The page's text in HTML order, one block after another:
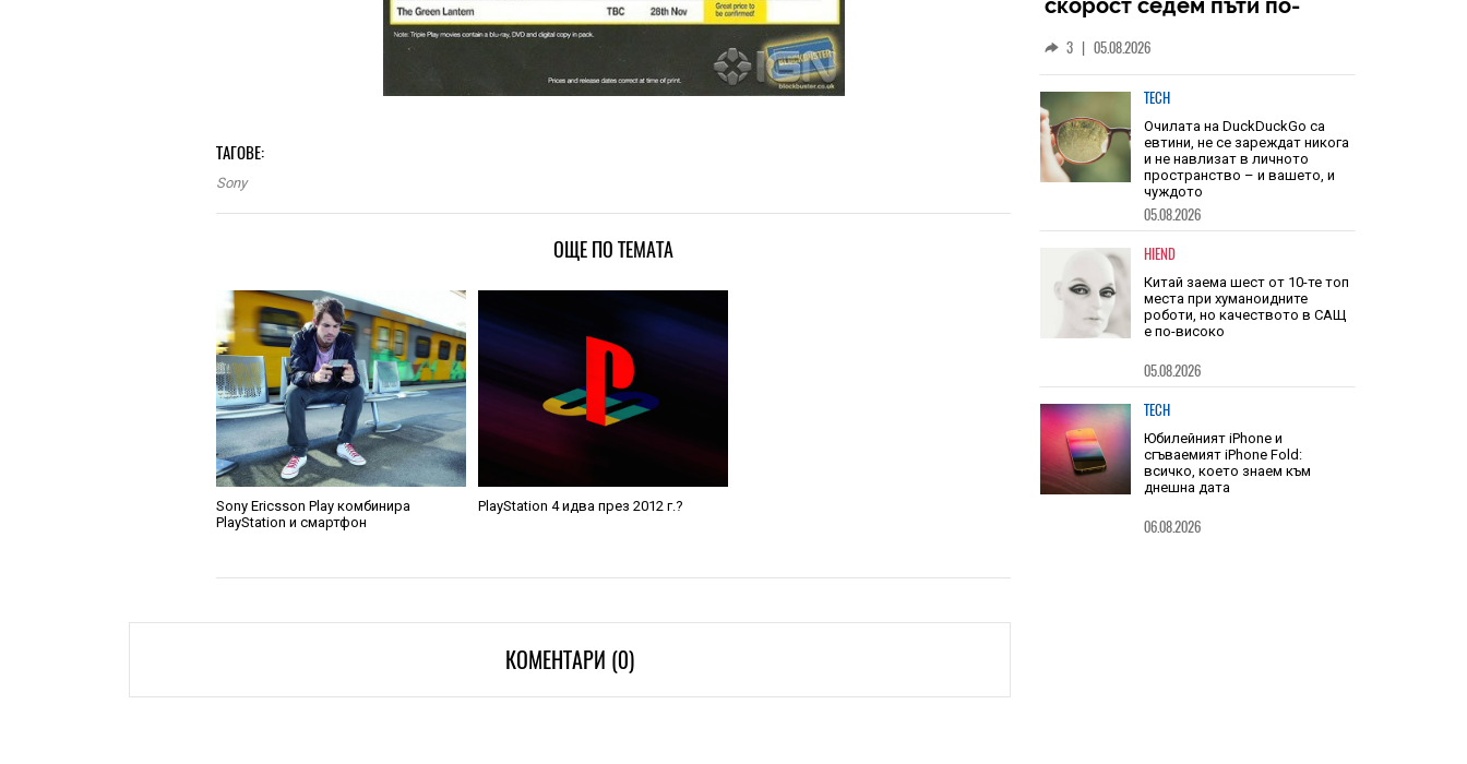
ТАГОВЕ:
Sony
ОЩЕ ПО ТЕМАТА
Sony Ericsson Play комбинира
PlayStation и смартфон
PlayStation 4 идва през 2012 г.?
КОМЕНТАРИ (0)
Ракета на SpaceX ще се
разбие в Луната със
голяма от скоростта на
звука05.08.2026
TECH
Очилата на DuckDuckGo са
евтини, не се зареждат никога
и не навлизат в личното
пространство – и вашето, и
чуждото
05.08.2026
HIEND
роботи, но качеството в САЩ
е по-високо
05.08.2026
TECH
Юбилейният iPhone и
всичко, което знаем към